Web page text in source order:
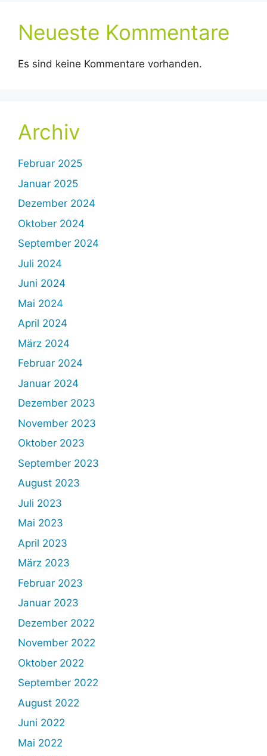
Neueste Kommentare
Es sind keine Kommentare vorhanden.
Archiv
Februar 2025
Januar 2025
Dezember 2024
Oktober 2024
September 2024
Juli 2024
Juni 2024
Mai 2024
April 2024
März 2024
Februar 2024
Januar 2024
Dezember 2023
November 2023
Oktober 2023
September 2023
August 2023
Juli 2023
Mai 2023
April 2023
März 2023
Februar 2023
Januar 2023
Dezember 2022
November 2022
Oktober 2022
September 2022
August 2022
Juni 2022
Mai 2022